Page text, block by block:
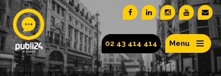
02 43 414 414 Menu